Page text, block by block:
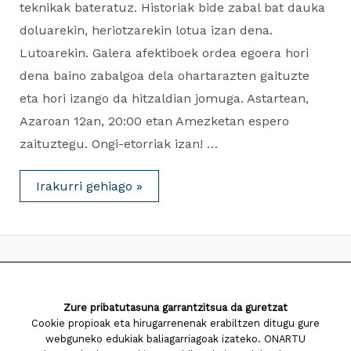
teknikak bateratuz. Historiak bide zabal bat dauka
doluarekin, heriotzarekin lotua izan dena.
Lutoarekin. Galera afektiboek ordea egoera hori
dena baino zabalgoa dela ohartarazten gaituzte
eta hori izango da hitzaldian jomuga. Astartean,
Azaroan 12an, 20:00 etan Amezketan espero
zaituztegu. Ongi-etorriak izan! …
HITZALDIA
AZAROAK
12,
Irakurri gehiago »
Diseinua eta garapena:TaPuntu
Zure pribatutasuna garrantzitsua da guretzat
Cookie propioak eta hirugarrenenak erabiltzen ditugu gure
webguneko edukiak baliagarriagoak izateko. ONARTU